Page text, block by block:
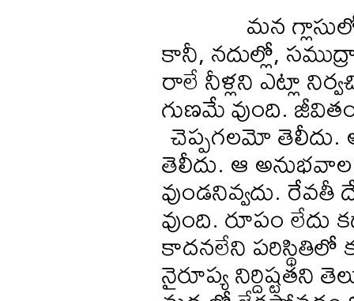
మన గ్లాసులో
కానీ, నదుల్లో,
రాలే నీళ్లని ఎట్లా
గుణమే వుంది.
చెప్పగలమో తెలీదు.
తెలీదు. ఆ
వుండనివ్వదు.
వుంది. రూపం
కాదనలేని పరిస్థితిలో
నైరూప్య నిర్దిష్టతని